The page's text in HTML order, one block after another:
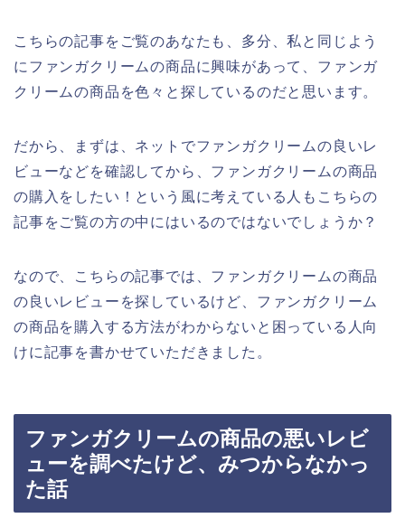
こちらの記事をご覧のあなたも、多分、私と同じよう
にファンガクリームの商品に興味があって、ファンガ
クリームの商品を色々と探しているのだと思います。
だから、まずは、ネットでファンガクリームの良いレ
ビューなどを確認してから、ファンガクリームの商品
の購入をしたい！という風に考えている人もこちらの
記事をご覧の方の中にはいるのではないでしょうか？
なので、こちらの記事では、ファンガクリームの商品
の良いレビューを探しているけど、ファンガクリーム
の商品を購入する方法がわからないと困っている人向
けに記事を書かせていただきました。
ファンガクリームの商品の悪いレビ
ューを調べたけど、みつからなかっ
た話